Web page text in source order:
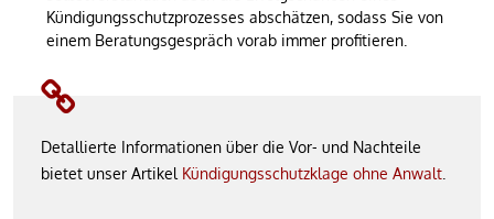
Kündigungsschutzprozesses abschätzen, sodass Sie von
einem Beratungsgespräch vorab immer profitieren.
Detallierte Informationen über die Vor- und Nachteile
bietet unser Artikel Kündigungsschutzklage ohne Anwalt